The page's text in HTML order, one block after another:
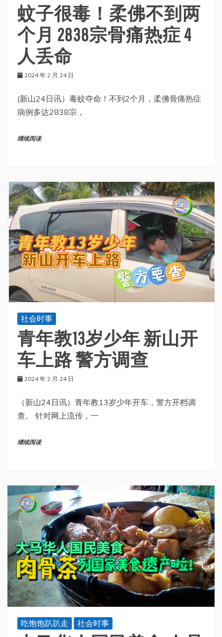
蚊子很毒！柔佛不到两
个月 2838宗骨痛热症 4
人丢命
2024 年 2 月 24 日
(新山24日讯）毒蚊夺命！不到2个月，柔佛骨痛热症
病例多达2838宗，
继续阅读
社会时事
青年教13岁少年 新山开
车上路 警方调查
2024 年 2 月 24 日
（新山24日讯）青年教13岁少年开车，警方开档调
查。 针对网上流传，一
继续阅读
吃饱饱趴趴走 社会时事